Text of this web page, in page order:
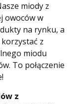
miody z
owoców w
na rynku, a
z
miodu
To połączenie
z